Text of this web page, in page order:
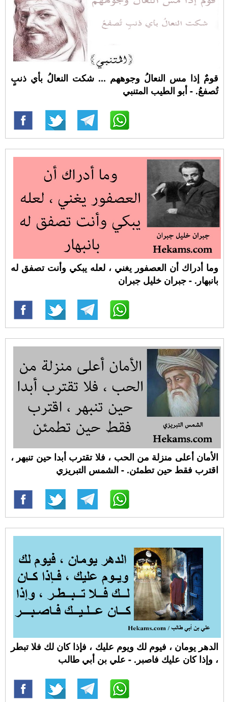
قومٌ إذا مس النعالُ وجوههم ... شكت النعالُ بأي ذنبٍ
تُصفعُ. - أبو الطيب المتنبي
وما أدراك أن العصفور يغني ، لعله يبكي وأنت تصفق له
بانبهار. - جبران خليل جبران
الأمان أعلى منزلة من الحب ، فلا تقترب أبدا حين تنبهر ،
اقترب فقط حين تطمئن. - الشمس التبريزي
الدهر يومان ، فيوم لك ويوم عليك ، فإذا كان لك فلا تبطر
، وإذا كان عليك فاصبر. - علي بن أبي طالب